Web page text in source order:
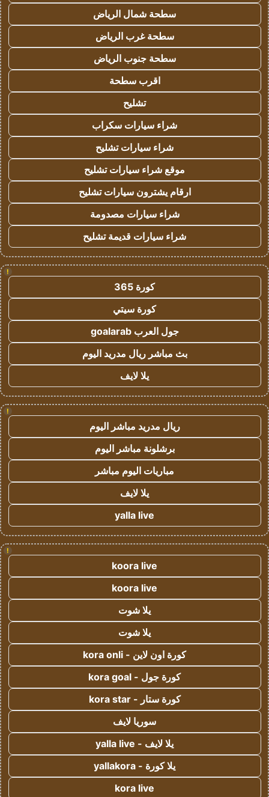
سطحة شمال الرياض
سطحة غرب الرياض
سطحة جنوب الرياض
اقرب سطحة
تشليح
شراء سيارات سكراب
شراء سيارات تشليح
موقع شراء سيارات تشليح
ارقام يشترون سيارات تشليح
شراء سيارات مصدومة
شراء سيارات قديمة تشليح
!
كورة 365
كورة سيتي
جول العرب goalarab
بث مباشر ريال مدريد اليوم
يلا لايف
!
ريال مدريد مباشر اليوم
برشلونة مباشر اليوم
مباريات اليوم مباشر
يلا لايف
yalla live
!
koora live
koora live
يلا شوت
يلا شوت
كورة اون لاين - kora onli
كورة جول - kora goal
كورة ستار - kora star
سوريا لايف
يلا لايف - yalla live
يلا كورة - yallakora
kora live